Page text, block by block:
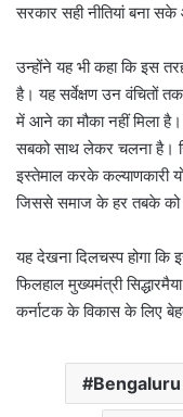
सरकार सही नीतियां बना
उन्होंने यह भी कहा कि इस
है। यह सर्वेक्षण उन वंचितों
में आने का मौका नहीं मिला है।
सबको साथ लेकर चलना है।
इस्तेमाल करके कल्याणकारी
जिससे समाज के हर तबके को
यह देखना दिलचस्प होगा कि
फिलहाल मुख्यमंत्री
कर्नाटक के विकास के लिए